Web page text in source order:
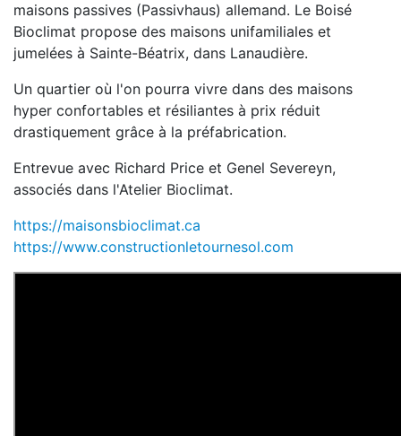
maisons passives (Passivhaus) allemand. Le Boisé
Bioclimat propose des maisons unifamiliales et
jumelées à Sainte-Béatrix, dans Lanaudière.
Un quartier où l'on pourra vivre dans des maisons
hyper confortables et résiliantes à prix réduit
drastiquement grâce à la préfabrication.
Entrevue avec Richard Price et Genel Severeyn,
associés dans l'Atelier Bioclimat.
https://maisonsbioclimat.ca
https://www.constructionletournesol.com